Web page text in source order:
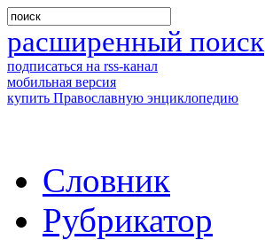
расширенный поиск
подписаться на rss-канал
мобильная версия
купить Православную энциклопедию
Словник
Рубрикатор